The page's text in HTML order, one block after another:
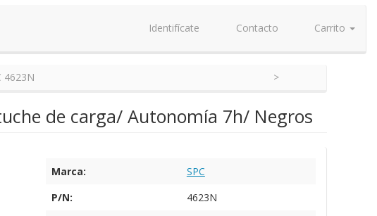
Identifícate Contacto Carrito
4623N
de carga/ Autonomía 7h/ Negros
Marca:
SPC
P/N:
4623N